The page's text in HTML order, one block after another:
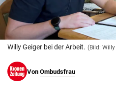
© Krone Multimedia GmbH & Co
Muthgasse 2, 1190 Wien
Willy Geiger bei der Arbeit. (Bild: Willy
Von Ombudsfrau